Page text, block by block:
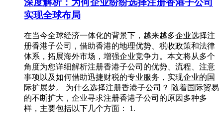
实现全球布局
在当今全球经济一体化的背景下，越来越多企业选择注
册香港子公司，借助香港的地理优势、税收政策和法律
体系，拓展海外市场，增强企业竞争力。本文将从多个
角度为您详细解析注册香港子公司的优势、流程、注意
事项以及如何借助迅捷财税的专业服务，实现企业的国
际扩展梦。 为什么选择注册香港子公司？ 随着国际贸易
的不断扩大，企业寻求注册香港子公司的原因多种多
样，主要包括以下几个方面： 1.